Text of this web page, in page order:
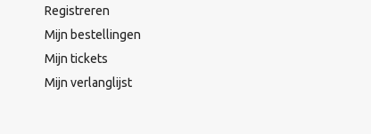
Registreren
Mijn bestellingen
Mijn tickets
Mijn verlanglijst